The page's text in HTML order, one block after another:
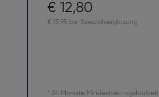
€ 12,80
€ 15,95 bei Spezialverglasung
* 24 Monate Mindestvertragslaufzeit